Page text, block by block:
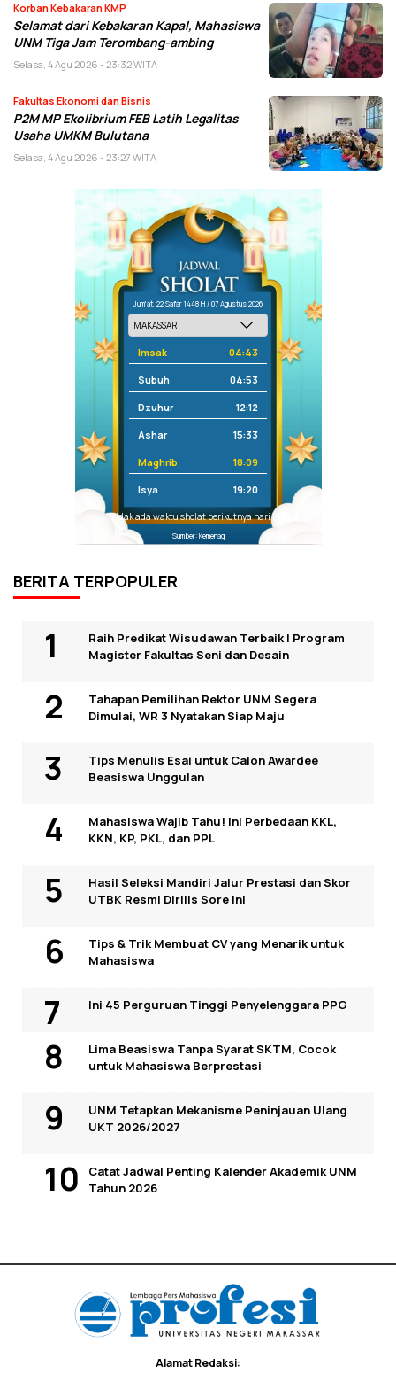
Korban Kebakaran KMP
Selamat dari Kebakaran Kapal, Mahasiswa
UNM Tiga Jam Terombang-ambing
Selasa, 4 Agu 2026 - 23:32 WITA
Fakultas Ekonomi dan Bisnis
P2M MP Ekolibrium FEB Latih Legalitas
Usaha UMKM Bulutana
Selasa, 4 Agu 2026 - 23:27 WITA
Jum'at, 22 Safar 1448 H / 07 Agustus 2026
Imsak 04:43
Subuh 04:53
Dzuhur 12:12
Ashar 15:33
Maghrib 18:09
Isya 19:20
Tidak ada waktu sholat berikutnya hari ini.
Sumber: Kemenag
BERITA TERPOPULER
Raih Predikat Wisudawan Terbaik I Program
Magister Fakultas Seni dan Desain
Tahapan Pemilihan Rektor UNM Segera
Dimulai, WR 3 Nyatakan Siap Maju
Tips Menulis Esai untuk Calon Awardee
Beasiswa Unggulan
Mahasiswa Wajib Tahu! Ini Perbedaan KKL,
KKN, KP, PKL, dan PPL
Hasil Seleksi Mandiri Jalur Prestasi dan Skor
UTBK Resmi Dirilis Sore Ini
Tips & Trik Membuat CV yang Menarik untuk
Mahasiswa
Ini 45 Perguruan Tinggi Penyelenggara PPG
Lima Beasiswa Tanpa Syarat SKTM, Cocok
untuk Mahasiswa Berprestasi
UNM Tetapkan Mekanisme Peninjauan Ulang
UKT 2026/2027
Catat Jadwal Penting Kalender Akademik UNM
Tahun 2026
Alamat Redaksi: